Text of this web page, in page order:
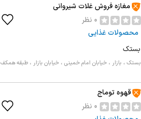
مغازه فروش غلات شیروانی
0 نظر
محصولات غذایی
بستک
بستک ، بازار ، خیابان امام خمینی ، خیابان بازار ، طبقه همکف
قهوه توماج
0 نظر